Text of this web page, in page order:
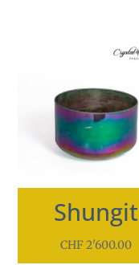
Shungit
CHF 2'600.00